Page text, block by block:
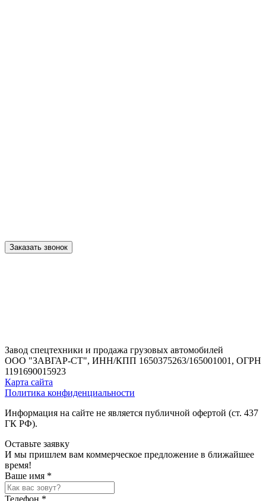
Заказать звонок
Завод спецтехники и продажа грузовых автомобилей
ООО "ЗАВГАР-СТ", ИНН/КПП 1650375263/165001001, ОГРН
1191690015923
Карта сайта
Политика конфиденциальности
Информация на сайте не является публичной офертой (ст. 437
ГК РФ).
Оставьте заявку
И мы пришлем вам коммерческое предложение в ближайшее
время!
Ваше имя *
Телефон *